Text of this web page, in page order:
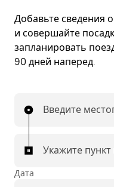
Добавьте сведения
и совершайте
запланировать
90 дней наперед.
Введите
Укажите
Дата